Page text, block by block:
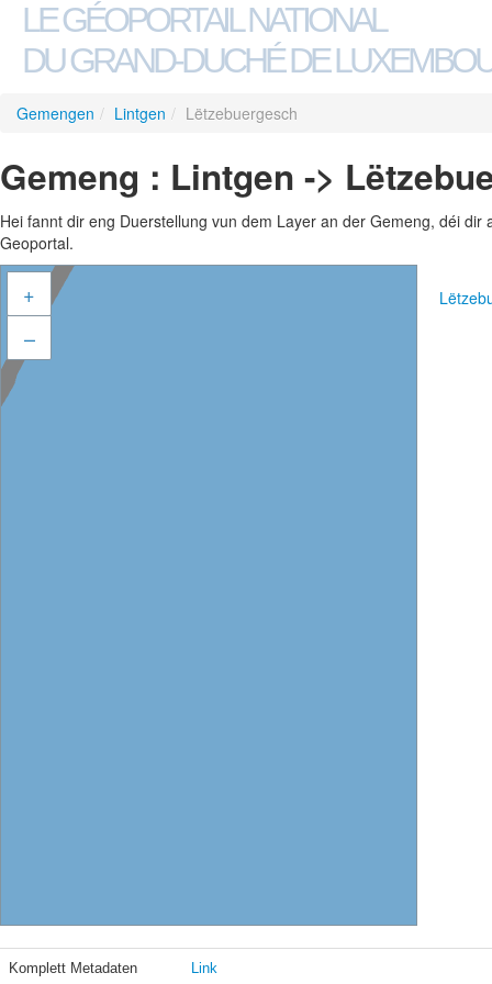
LE GÉOPORTAIL NATIONAL
DU GRAND-DUCHÉ DE
Gemengen / Lintgen / Lëtzebuergesch
Gemeng : Lintgen ->
Hei fannt dir eng Duerstellung vun dem Layer an der Gemeng, déi
Geoportal.
+
–
Komplett Metadaten Link